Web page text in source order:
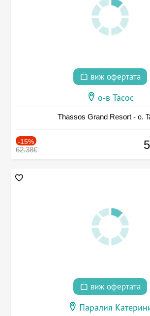
виж офертата
о-в Тасос
Thassos Grand Resort - о.
-15%
62.38€
виж офертата
Паралия